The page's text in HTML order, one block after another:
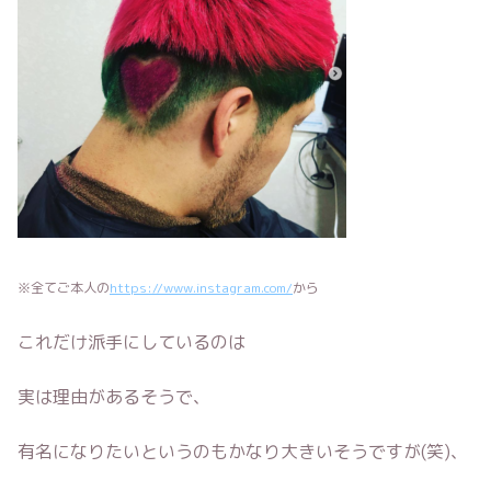
※全てご本人のhttps://www.instagram.com/から
これだけ派手にしているのは
実は理由があるそうで、
有名になりたいというのもかなり大きいそうですが(笑)、